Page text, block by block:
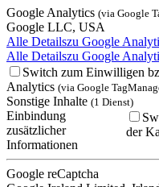
Google Analytics (via Google
Google LLC, USA
Alle Detailszu Google
Alle Detailszu Google
Switch zum Einwilligen
Analytics (via Google
Sonstige Inhalte (1 Dienst)
Einbindung
zusätzlicher
Informationen
der
Google reCaptcha